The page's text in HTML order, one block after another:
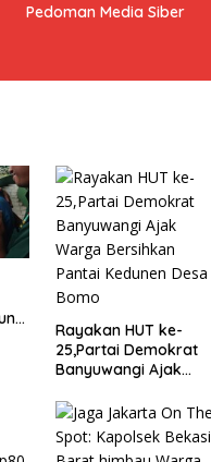
Pedoman Media Siber
Rayakan HUT ke-
25,Partai Demokrat
Banyuwangi Ajak
Pantai Kedunen Desa
Bomo